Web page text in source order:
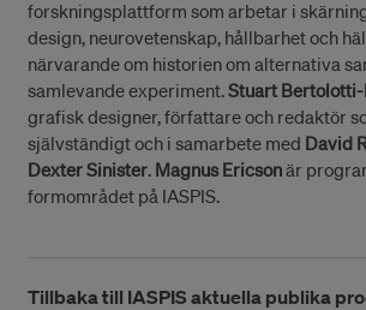
forskningsplattform som arbetar i
design, neurovetenskap, hållbarhet och
närvarande om historien om alternativa
samlevande experiment.Stuart
grafisk designer, författare och redaktör
självständigt och i samarbete med David
Dexter Sinister. Magnus Ericsonär
formområdet på IASPIS.
Tillbaka till IASPIS aktuella publika